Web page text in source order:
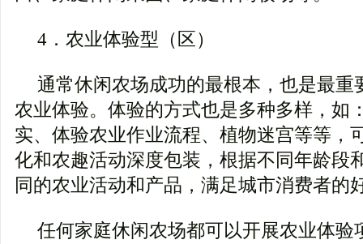
4．农业体验型（区）
通常休闲农场成功的最根本，也是最重
农业体验。体验的方式也是多种多样，如
实、体验农业作业流程、植物迷宫等等，
化和农趣活动深度包装，根据不同年龄段
同的农业活动和产品，满足城市消费者的
任何家庭休闲农场都可以开展农业体验